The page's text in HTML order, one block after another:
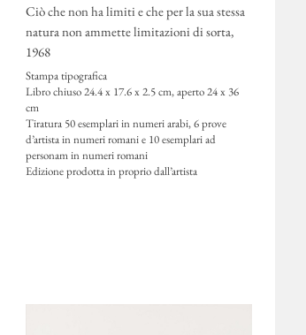
Ciò che non ha limiti e che per la sua stessa
natura non ammette limitazioni di sorta,
1968
Stampa tipografica
Libro chiuso 24.4 x 17.6 x 2.5 cm, aperto 24 x 36
cm
Tiratura 50 esemplari in numeri arabi, 6 prove
d’artista in numeri romani e 10 esemplari ad
personam in numeri romani
Edizione prodotta in proprio dall’artista